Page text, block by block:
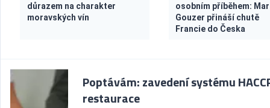
důrazem na charakter
moravských vín
osobním příběhem:
Gouzer přináší chutě
Francie do Česka
Poptávám: zavedení systému
restaurace